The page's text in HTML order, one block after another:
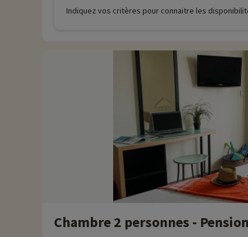
Indiquez vos critères pour connaitre les
Chambre 2 personnes -